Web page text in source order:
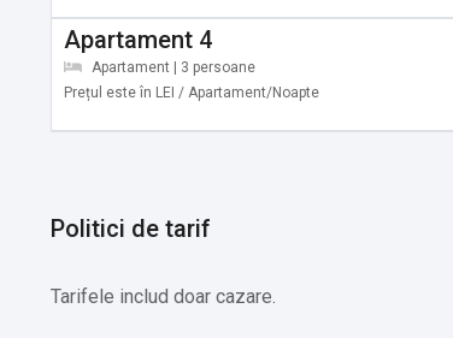
Apartament 4
Apartament | 3 persoane
Prețul este în LEI / Apartament/Noapte
Politici de tarif
Tarifele includ doar cazare.